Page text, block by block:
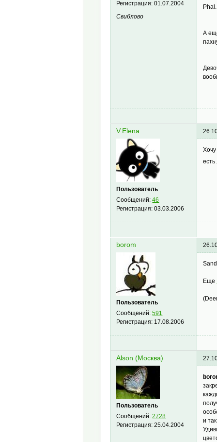
Регистрация:01.07.2004
Свиблово
А
V.Elena
Пользователь
Сообщений:46
Регистрация:03.03.2006
borom
Пользователь
Сообщений:591
Регистрация: 17.08.2006
Еще
Alson (Москва)
Пользователь
Сообщений:2728
Регистрация:25.04.2004
и